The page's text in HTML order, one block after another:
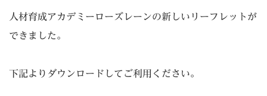
人材育成アカデミーローズレーンの新しいリーフレットが
できました。
下記よりダウンロードしてご利用ください。